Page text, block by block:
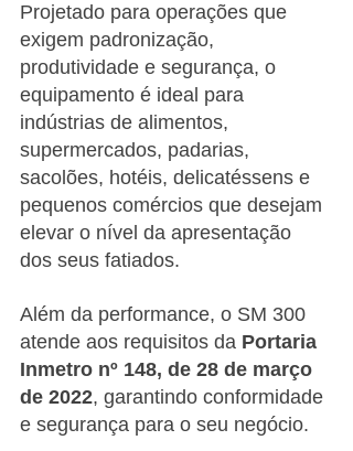
Projetado para operações que
exigem padronização,
produtividade e segurança, o
equipamento é ideal para
indústrias de alimentos,
supermercados, padarias,
sacolões, hotéis, delicatéssens e
pequenos comércios que desejam
elevar o nível da apresentação
dos seus fatiados.
Além da performance, o SM 300
atende aos requisitos da Portaria
Inmetro nº 148, de 28 de março
de 2022, garantindo conformidade
e segurança para o seu negócio.